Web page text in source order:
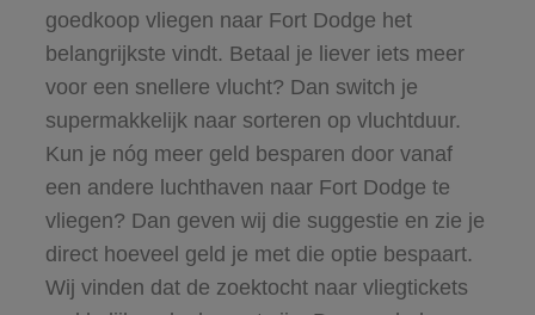
goedkoop vliegen naar Fort Dodge het
belangrijkste vindt. Betaal je liever iets meer
voor een snellere vlucht? Dan switch je
supermakkelijk naar sorteren op vluchtduur.
Kun je nóg meer geld besparen door vanaf
een andere luchthaven naar Fort Dodge te
vliegen? Dan geven wij die suggestie en zie je
direct hoeveel geld je met die optie bespaart.
Wij vinden dat de zoektocht naar vliegtickets